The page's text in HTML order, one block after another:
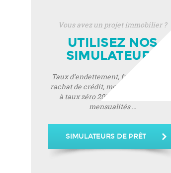
Vous avez un projet immobilier ?
UTILISEZ NOS
SIMULATEURS
Taux d’endettement, frais de notaire,
rachat de crédit, montant de prêt, prêt
à taux zéro 2019, montant de vos
mensualités ...
SIMULATEURS DE PRÊT